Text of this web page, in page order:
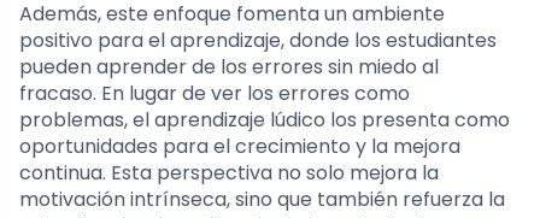
Además, este enfoque fomenta un ambiente
positivo para el aprendizaje, donde los estudiantes
pueden aprender de los errores sin miedo al
fracaso. En lugar de ver los errores como
problemas, el aprendizaje lúdico los presenta como
oportunidades para el crecimiento y la mejora
continua. Esta perspectiva no solo mejora la
motivación intrínseca, sino que también refuerza la